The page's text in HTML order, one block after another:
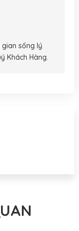
sống lý
Khách Hàng.